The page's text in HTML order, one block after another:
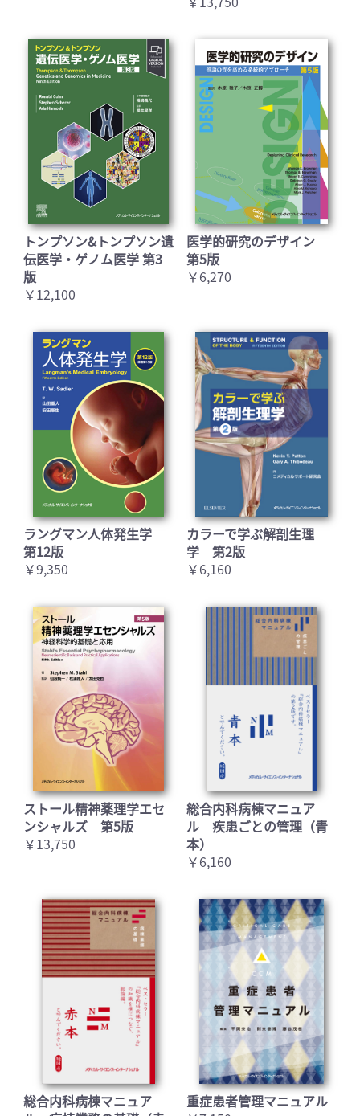
トンプソン&トンプソン遺
伝医学・ゲノム医学 第3
版
￥12,100
医学的研究のデザイン
第5版
￥6,270
ラングマン人体発生学
第12版
￥9,350
カラーで学ぶ解剖生理
学 第2版
￥6,160
ストール精神薬理学エセ
ンシャルズ 第5版
￥13,750
総合内科病棟マニュア
ル 疾患ごとの管理（青
本）
￥6,160
総合内科病棟マニュア
重症患者管理マニュアル